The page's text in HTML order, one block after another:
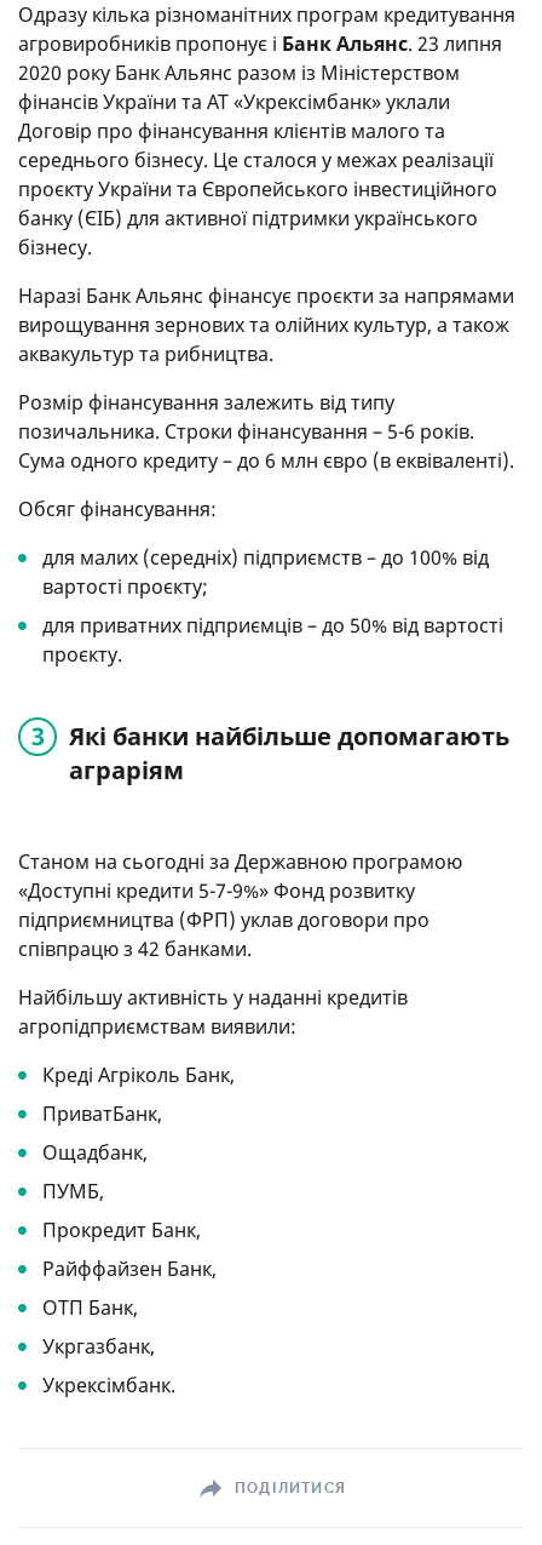
Одразу кілька різноманітних програм кредитування
агровиробників пропонує і Банк Альянс. 23 липня
2020 року Банк Альянс разом із Міністерством
фінансів України та АТ «Укрексімбанк» уклали
Договір про фінансування клієнтів малого та
середнього бізнесу. Це сталося у межах реалізації
проєкту України та Європейського інвестиційного
банку (ЄІБ) для активної підтримки українського
бізнесу.
Наразі Банк Альянс фінансує проєкти за напрямами
вирощування зернових та олійних культур, а також
аквакультур та рибництва.
Розмір фінансування залежить від типу
позичальника. Строки фінансування – 5-6 років.
Сума одного кредиту – до 6 млн євро (в еквіваленті).
Обсяг фінансування:
для малих (середніх) підприємств – до 100% від
вартості проєкту;
для приватних підприємців – до 50% від вартості
проєкту.
Які банки найбільше допомагають
аграріям
Станом на сьогодні за Державною програмою
«Доступні кредити 5-7-9%» Фонд розвитку
підприємництва (ФРП) уклав договори про
співпрацю з 42 банками.
Найбільшу активність у наданні кредитів
агропідприємствам виявили:
Креді Агріколь Банк,
ПриватБанк,
Ощадбанк,
ПУМБ,
Прокредит Банк,
Райффайзен Банк,
ОТП Банк,
Укргазбанк,
Укрексімбанк.
ПОДІЛИТИСЯ